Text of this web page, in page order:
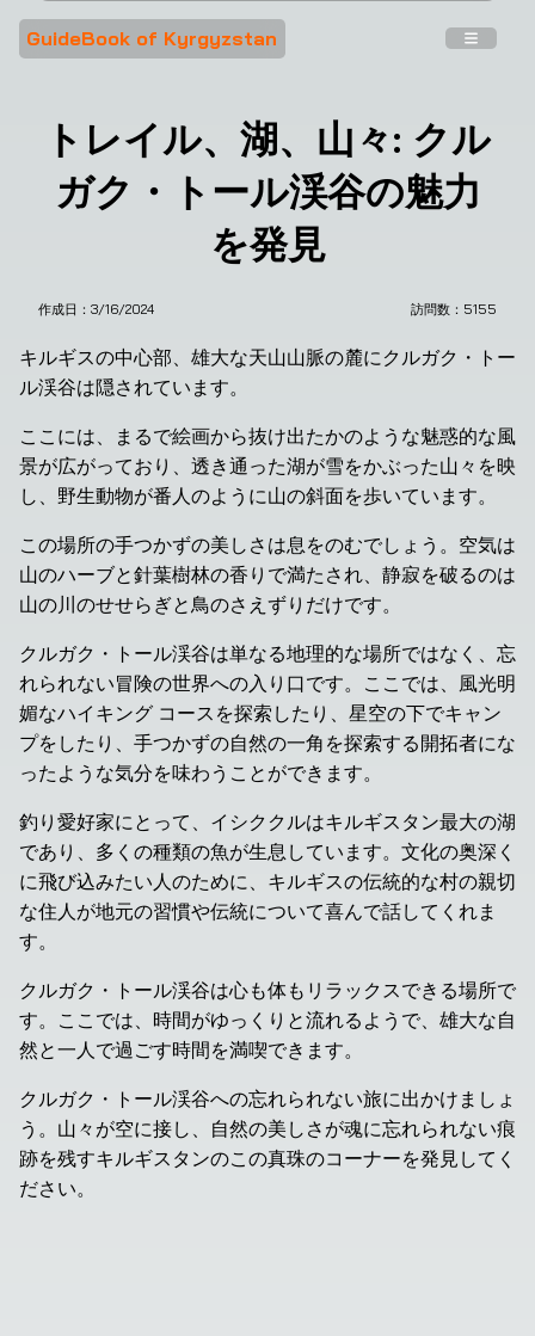
GuideBook of Kyrgyzstan
トレイル、湖、山々: クル
ガク・トール渓谷の魅力
を発見
作成日： 3/16/2024 訪問数： 5155
キルギスの中心部、雄大な天山山脈の麓にクルガク・トー
ル渓谷は隠されています。
ここには、まるで絵画から抜け出たかのような魅惑的な風
景が広がっており、透き通った湖が雪をかぶった山々を映
し、野生動物が番人のように山の斜面を歩いています。
この場所の手つかずの美しさは息をのむでしょう。空気は
山のハーブと針葉樹林の香りで満たされ、静寂を破るのは
山の川のせせらぎと鳥のさえずりだけです。
クルガク・トール渓谷は単なる地理的な場所ではなく、忘
れられない冒険の世界への入り口です。ここでは、風光明
媚なハイキング コースを探索したり、星空の下でキャン
プをしたり、手つかずの自然の一角を探索する開拓者にな
ったような気分を味わうことができます。
釣り愛好家にとって、イシククルはキルギスタン最大の湖
であり、多くの種類の魚が生息しています。文化の奥深く
に飛び込みたい人のために、キルギスの伝統的な村の親切
な住人が地元の習慣や伝統について喜んで話してくれま
す。
クルガク・トール渓谷は心も体もリラックスできる場所で
す。ここでは、時間がゆっくりと流れるようで、雄大な自
然と一人で過ごす時間を満喫できます。
クルガク・トール渓谷への忘れられない旅に出かけましょ
う。山々が空に接し、自然の美しさが魂に忘れられない痕
跡を残すキルギスタンのこの真珠のコーナーを発見してく
ださい。